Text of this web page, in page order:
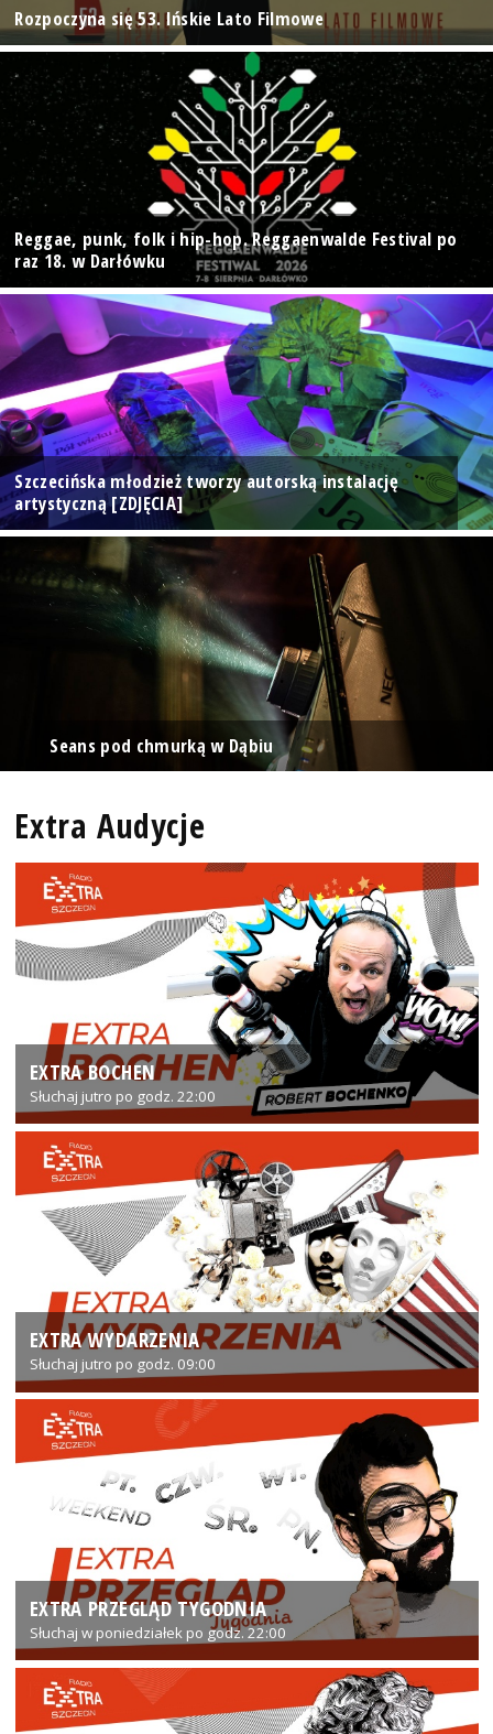
Rozpoczyna się 53. Ińskie Lato Filmowe
Reggae, punk, folk i hip-hop. Reggaenwalde Festival po
raz 18. w Darłówku
Szczecińska młodzież tworzy autorską instalację
artystyczną [ZDJĘCIA]
Seans pod chmurką w Dąbiu
Extra Audycje
EXTRA BOCHEN
Słuchaj jutro po godz. 22:00
EXTRA WYDARZENIA
Słuchaj jutro po godz. 09:00
EXTRA PRZEGLĄD TYGODNIA
Słuchaj w poniedziałek po godz. 22:00